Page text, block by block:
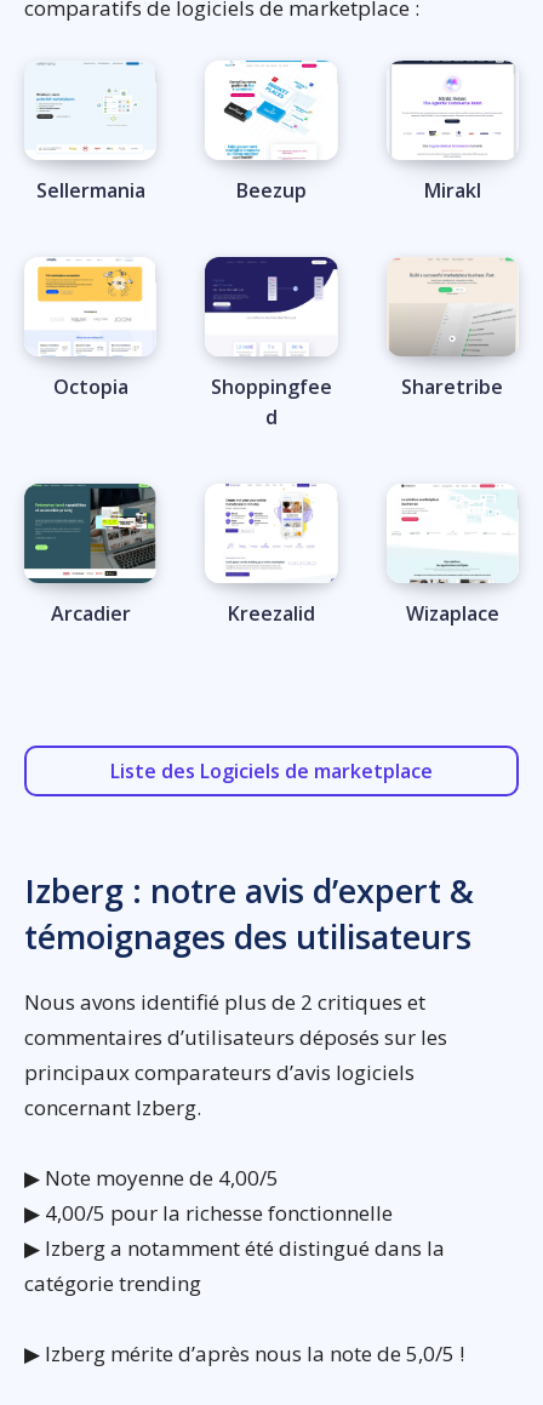
comparatifs de logiciels de marketplace :
Sellermania Beezup Mirakl
Octopia
Shoppingfee
d
Sharetribe
Arcadier Kreezalid Wizaplace
Liste des Logiciels de marketplace
Izberg : notre avis d’expert &
témoignages des utilisateurs
Nous avons identifié plus de 2 critiques et
commentaires d’utilisateurs déposés sur les
principaux comparateurs d’avis logiciels
concernant Izberg.
▶ Note moyenne de 4,00/5
▶ 4,00/5 pour la richesse fonctionnelle
▶ Izberg a notamment été distingué dans la
catégorie trending
▶ Izberg mérite d’après nous la note de 5,0/5 !